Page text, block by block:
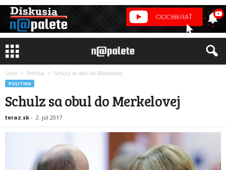
Úvod Politika Schulz sa obul do Merkelovej
POLITIKA
Schulz sa obul do Merkelovej
teraz.sk - 2. júl 2017